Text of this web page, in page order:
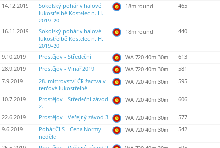
14.12.2019
Sokolský pohár v halové
lukostřelbě Kostelec n. H.
2019–20
18m round 465
16.11.2019
Sokolský pohár v halové
lukostřelbě Kostelec n. H.
2019–20
18m round 440
9.10.2019 Prostějov - Středeční WA 720 40m 30m
613
28.9.2019
Prostějov - Vinař 2019 WA 720 40m 30m
581
7.9.2019
28. mistrovství ČR žactva v
terčové lukostřelbě
WA 720 40m 30m 595
10.7.2019
Prostějov - Středeční závod
2.
WA 720 40m 30m 606
22.6.2019 Prostějov - Veřejný závod 3. WA 720 40m 30m
577
9.6.2019
Pohár ČLS - Cena Normy
neděle
WA 720 40m 30m 542